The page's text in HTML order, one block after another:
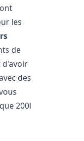
les
de
d'avoir
des
200l